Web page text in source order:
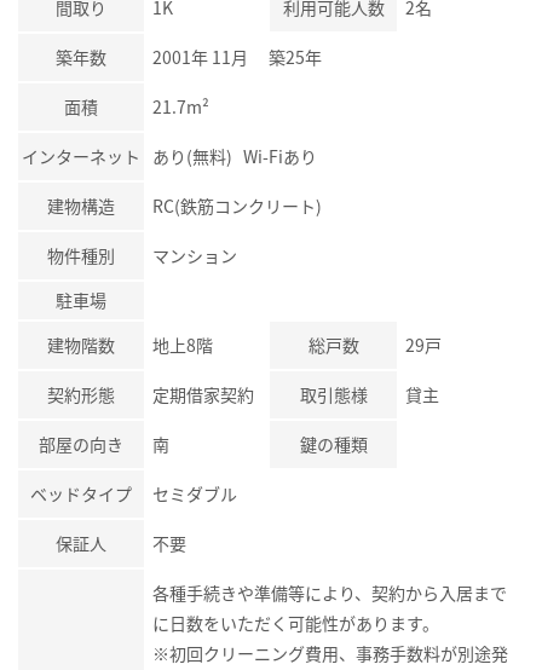
間取り 1K 利用可能人数 2名
築年数 2001年 11月 築25年
面積 21.7m²
インターネット あり(無料) Wi-Fiあり
建物構造 RC(鉄筋コンクリート)
物件種別
マンション
駐車場
建物階数
地上8階 総戸数 29戸
契約形態 定期借家契約 取引態様 貸主
部屋の向き 南 鍵の種類
ベッドタイプ セミダブル
保証人 不要
各種手続きや準備等により、契約から入居まで
に日数をいただく可能性があります。
※初回クリーニング費用、事務手数料が別途発